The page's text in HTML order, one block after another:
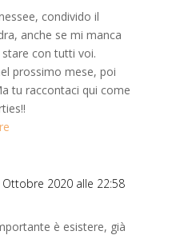
condivido il
anche se mi manca
con tutti voi.
prossimo mese, poi
tu raccontaci qui come
Ottobre 2020 alle 22:58
è esistere, già